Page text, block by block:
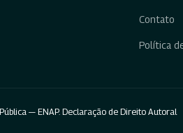
Contato
Política
— ENAP. Declaração de Direito Autoral